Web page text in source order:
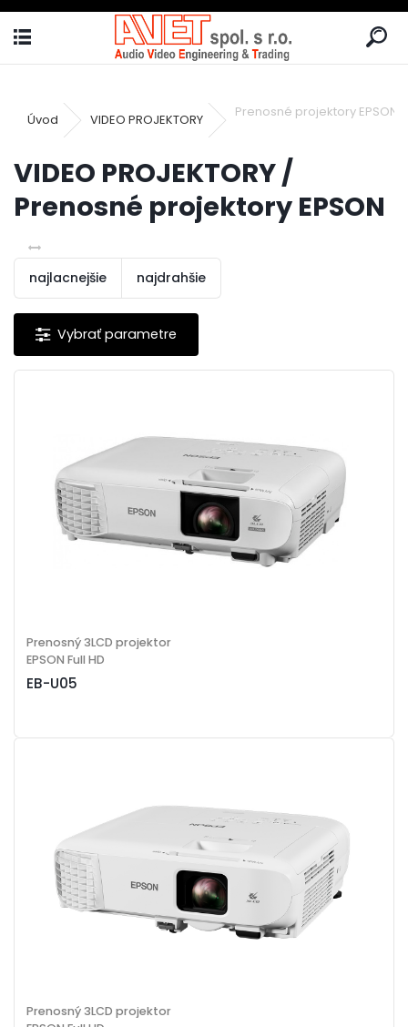
Úvod VIDEO PROJEKTORY
Prenosné projektory EPSON
VIDEO PROJEKTORY /
Prenosné projektory EPSON
najlacnejšie najdrahšie
EB-U05
Prenosný 3LCD projektor
EPSON Full HD
Prenosný 3LCD projektor